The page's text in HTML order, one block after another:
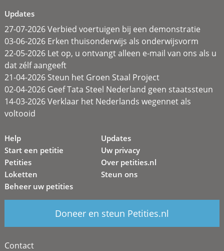
Updates
27-07-2026 Verbied voertuigen bij een demonstratie
03-06-2026 Erken thuisonderwijs als onderwijsvorm
22-05-2026 Let op, u ontvangt alleen e-mail van ons als u
dat zélf aangeeft
21-04-2026 Steun het Groen Staal Project
02-04-2026 Geef Tata Steel Nederland geen staatssteun
14-03-2026 Verklaar het Nederlands wegennet als
voltooid
Help
Start een petitie
Petities
Loketten
Beheer uw petities
Updates
Uw privacy
Over petities.nl
Steun ons
Doneer en steun Petities.nl
Contact